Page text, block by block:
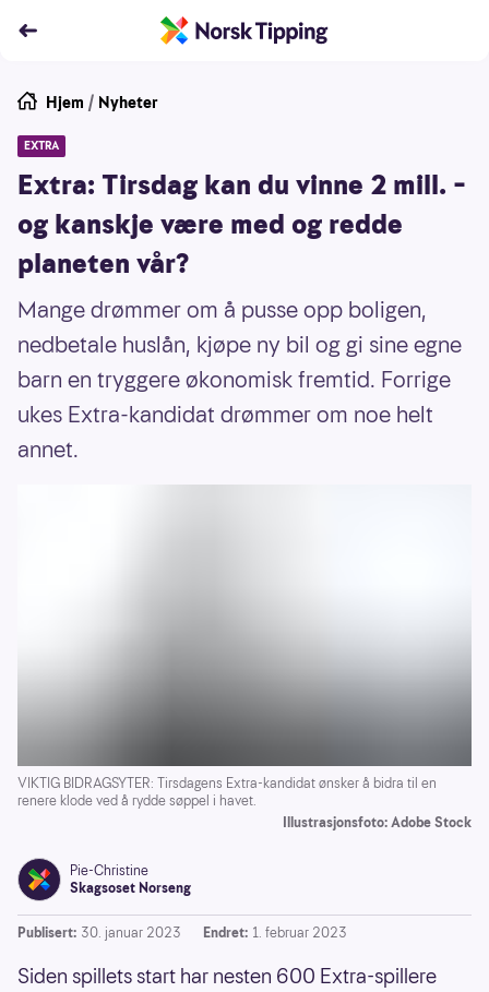
Hjem / Nyheter
EXTRA
Extra: Tirsdag kan du vinne 2 mill. –
og kanskje være med og redde
planeten vår?
Mange drømmer om å pusse opp boligen,
nedbetale huslån, kjøpe ny bil og gi sine egne
barn en tryggere økonomisk fremtid. Forrige
ukes Extra-kandidat drømmer om noe helt
annet.
VIKTIG BIDRAGSYTER: Tirsdagens Extra-kandidat ønsker å bidra til en
renere klode ved å rydde søppel i havet.
Illustrasjonsfoto: Adobe Stock
Pie-Christine
Skagsoset Norseng
Publisert: 30. januar 2023 Endret: 1. februar 2023
Siden spillets start har nesten 600 Extra-spillere